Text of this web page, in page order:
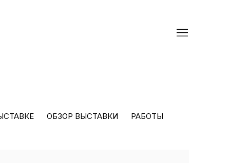
ОБЗОР ВЫСТАВКИ РАБОТЫ